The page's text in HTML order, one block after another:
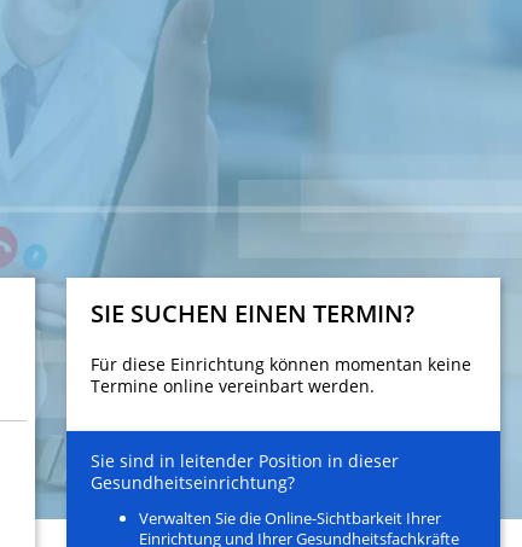
SIE SUCHEN EINEN TERMIN?
Für diese Einrichtung können momentan keine
Termine online vereinbart werden.
Sie sind in leitender Position in dieser
Gesundheitseinrichtung?
Verwalten Sie die Online-Sichtbarkeit Ihrer
Einrichtung und Ihrer Gesundheitsfachkräfte